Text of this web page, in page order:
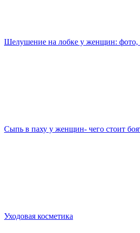
Шелушение на лобке у женщин: фото,
Сыпь в паху у женщин- чего стоит
Уходовая косметика